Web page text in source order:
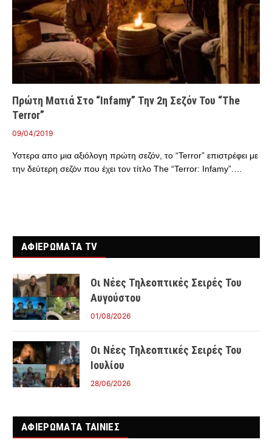
Πρώτη Ματιά Στο “Infamy” Την 2η Σεζόν Του “The
Terror”
09/04/2019
Υστερα απο μια αξιόλογη πρώτη σεζόν, το “Terror” επιστρέφει με
την δεύτερη σεζόν που έχει τον τίτλο The “Terror: Infamy”.…
ΑΦΙΕΡΩΜΑΤΑ TV
Οι Νέες Τηλεοπτικές Σειρές Του
Αυγούστου
01/08/2026
Οι Νέες Τηλεοπτικές Σειρές Του
Ιουλίου
28/06/2026
ΑΦΙΕΡΩΜΑΤΑ ΤΑΙΝΊΕΣ